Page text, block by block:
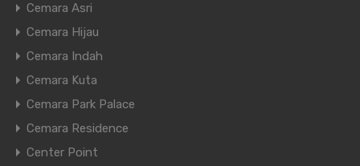
Cemara Asri
Cemara Hijau
Cemara Indah
Cemara Kuta
Cemara Park Palace
Cemara Residence
Center Point